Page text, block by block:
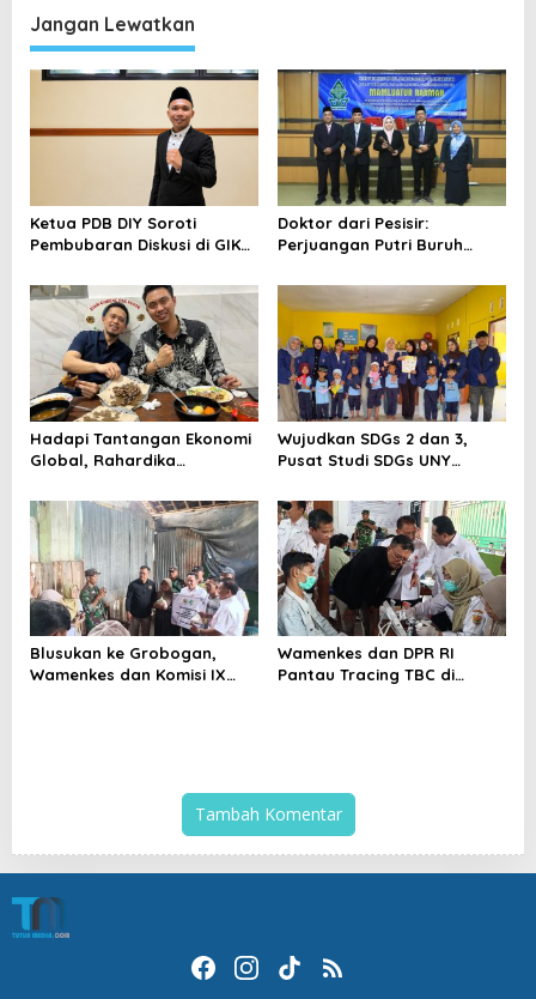
g
a
i
o
s
Jangan Lewatkan
Ketua PDB DIY Soroti
Pembubaran Diskusi di GIK
Ruang Dialog
Doktor dari Pesisir:
Perjuangan Putri Buruh
UIN Walisongo
Hadapi Tantangan Ekonomi
Global, Rahardika
Pemimpin Pengusaha Muda
Harus Mampu Merangkul
dan Berkolaborasi
Wujudkan SDGs 2 dan 3,
Pusat Studi SDGs UNY
Sehat Lewat Empat Pos
Kegiatan
Blusukan ke Grobogan,
Wamenkes dan Komisi IX
Wamenkes dan DPR RI
Pantau Tracing TBC di
Tambah Komentar